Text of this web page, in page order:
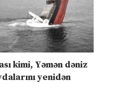
kimi, Yəmən dəniz
yenidən